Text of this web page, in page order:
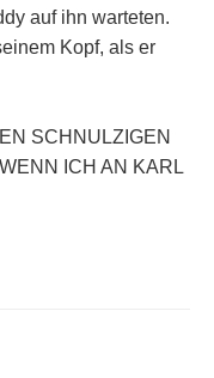
auf ihn warteten.
Kopf, als er
SCHNULZIGEN
ICH AN KARL